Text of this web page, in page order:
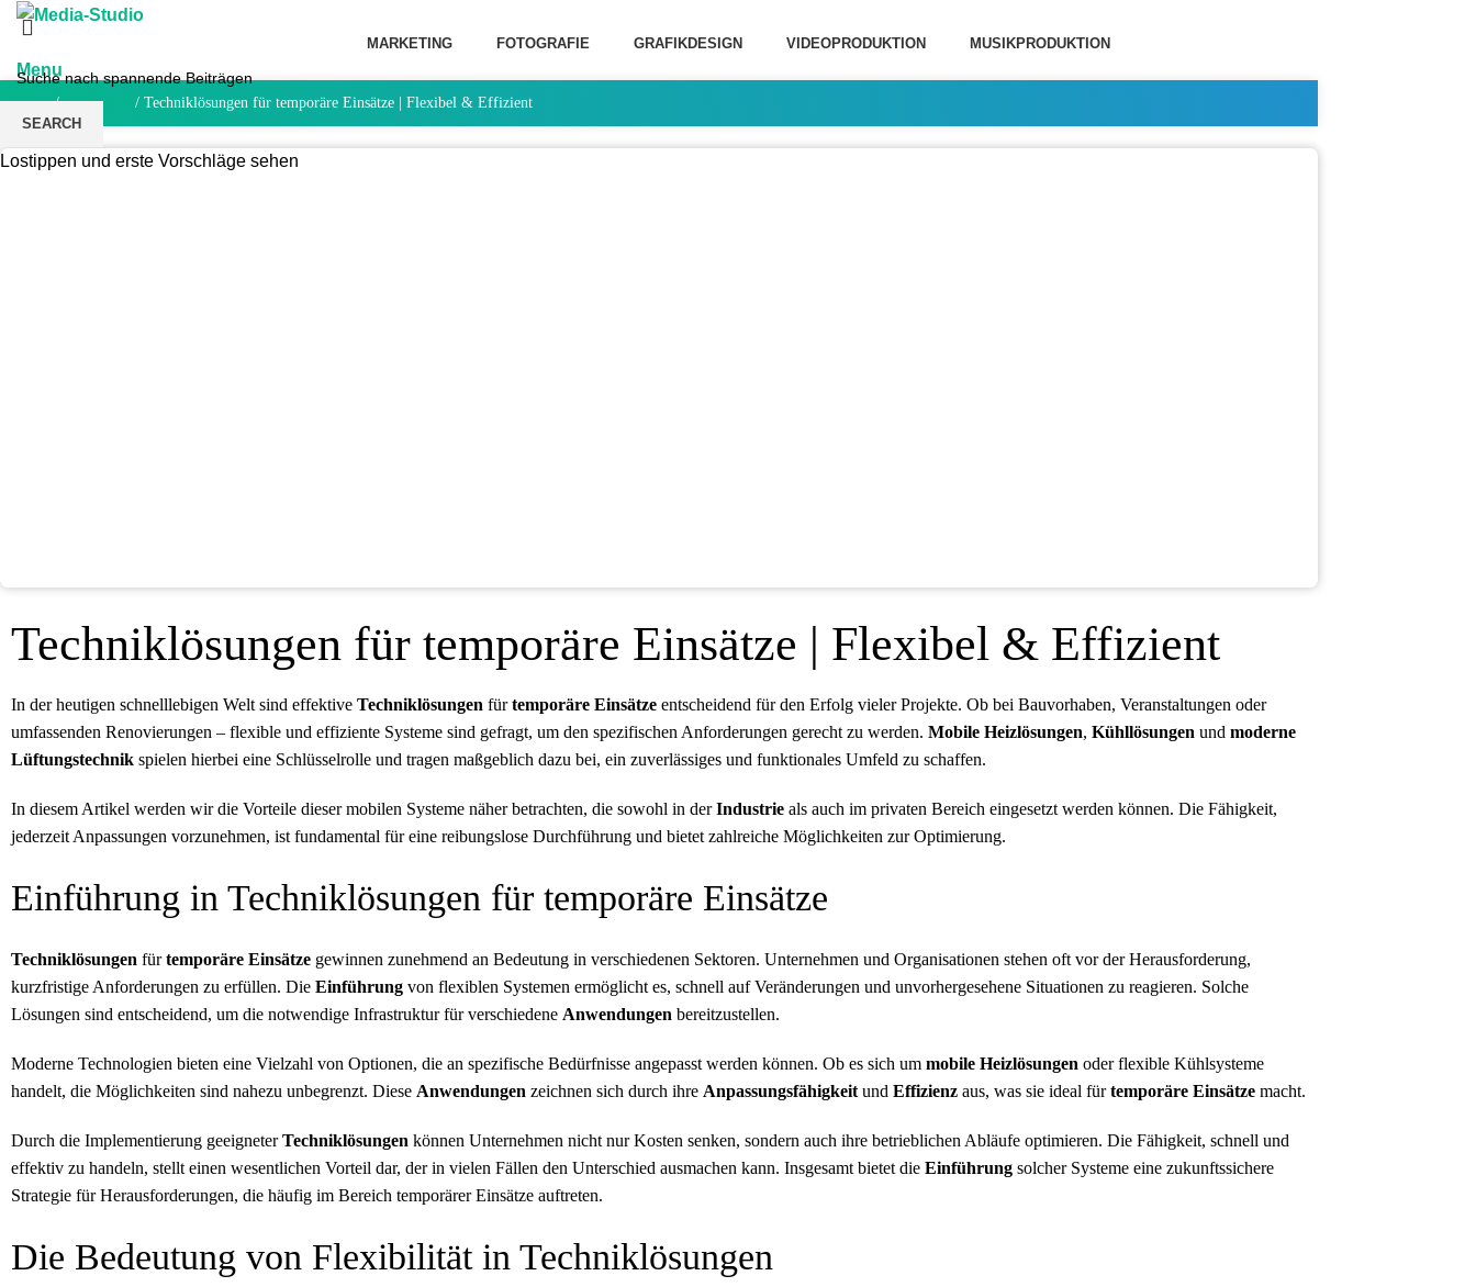
MARKETING FOTOGRAFIE GRAFIKDESIGN VIDEOPRODUKTION MUSIKPRODUKTION
Menu
Home/Allgemein / Techniklösungen für temporäre Einsätze | Flexibel & Effizient
Techniklösungen für temporäre Einsätze | Flexibel & Effizient
In der heutigen schnelllebigen Welt sind effektive Techniklösungen fürtemporäre Einsätze entscheidend für den Erfolg vieler Projekte. Ob bei Bauvorhaben, Veranstaltungen oder
umfassenden Renovierungen – flexible und effiziente Systeme sind gefragt, um den spezifischen Anforderungen gerecht zu werden. Mobile Heizlösungen, Kühllösungen und moderne
Lüftungstechnik spielen hierbei eine Schlüsselrolle und tragen maßgeblich dazu bei, ein zuverlässiges und funktionales Umfeld zu schaffen.
In diesem Artikel werden wir die Vorteile dieser mobilen Systeme näher betrachten, die sowohl in derIndustrie als auch im privaten Bereich eingesetzt werden können. Die Fähigkeit,
jederzeit Anpassungen vorzunehmen, ist fundamental für eine reibungslose Durchführung und bietet zahlreiche Möglichkeiten zur Optimierung.
Einführung in Techniklösungen für temporäre Einsätze
Techniklösungen fürtemporäre Einsätze gewinnen zunehmend an Bedeutung in verschiedenen Sektoren. Unternehmen und Organisationen stehen oft vor der Herausforderung,
kurzfristige Anforderungen zu erfüllen. Die Einführung von flexiblen Systemen ermöglicht es, schnell auf Veränderungen und unvorhergesehene Situationen zu reagieren. Solche
Lösungen sind entscheidend, um die notwendige Infrastruktur für verschiedene Anwendungen bereitzustellen.
Moderne Technologien bieten eine Vielzahl von Optionen, die an spezifische Bedürfnisse angepasst werden können. Ob es sich um mobile Heizlösungen oder flexible Kühlsysteme
handelt, die Möglichkeiten sind nahezu unbegrenzt. Diese Anwendungen zeichnen sich durch ihre Anpassungsfähigkeit und Effizienz aus, was sie ideal fürtemporäre Einsätze macht.
Durch die Implementierung geeigneterTechniklösungen können Unternehmen nicht nur Kosten senken, sondern auch ihre betrieblichen Abläufe optimieren. Die Fähigkeit, schnell und
effektiv zu handeln, stellt einen wesentlichen Vorteil dar, der in vielen Fällen den Unterschied ausmachen kann. Insgesamt bietet die Einführung solcher Systeme eine zukunftssichere
Strategie für Herausforderungen, die häufig im Bereich temporärer Einsätze auftreten.
Die Bedeutung von Flexibilität in Techniklösungen
SEARCH
Lostippen und erste Vorschläge sehen